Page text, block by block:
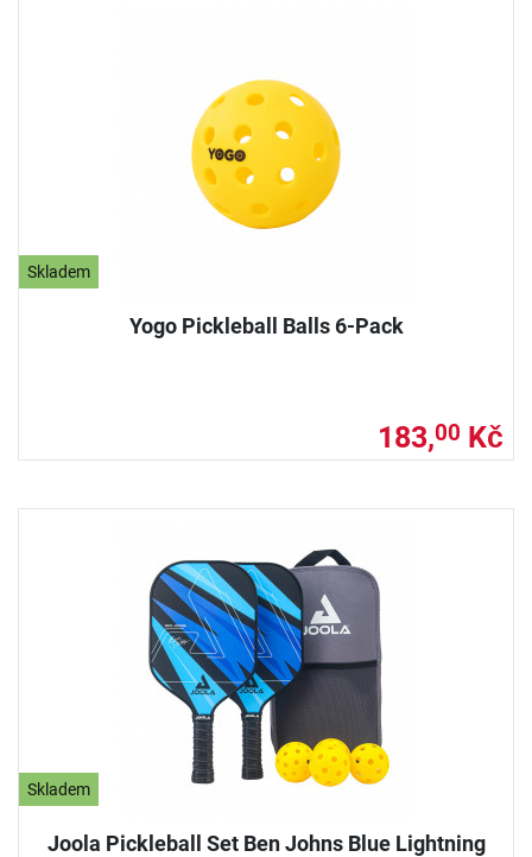
Skladem
Yogo Pickleball Balls 6-Pack
183,00 Kč
Skladem
Joola Pickleball Set Ben Johns Blue Lightning